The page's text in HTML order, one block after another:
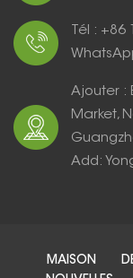
Tél :
Ajouter :
Market,
Add:
MAISON